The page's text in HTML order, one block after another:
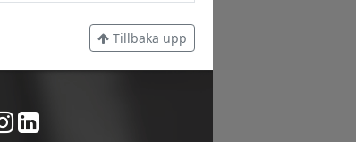
Tillbaka upp